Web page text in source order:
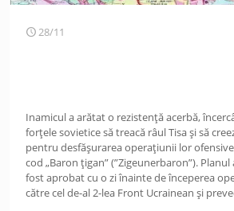
28/11
Inamicul a arătat o rezistență acerbă,
forțele sovietice să treacă râul Tisa și să
pentru desfășurarea operațiunii lor
cod „Baron țigan” (”Zigeunerbaron”).
fost aprobat cu o zi înainte de începerea
către cel de-al 2-lea Front Ucrainean și